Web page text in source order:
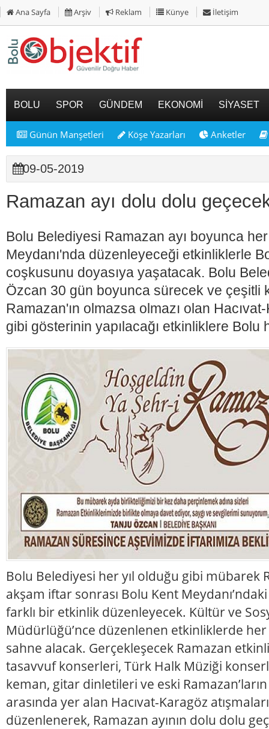
Ana Sayfa Arşiv Reklam Künye İletişim
BOLU SPOR GÜNDEM EKONOMİ SİYASET
Günün Manşetleri Köşe Yazarları Anketler
09-05-2019
Ramazan ayı dolu dolu
Bolu Belediyesi Ramazan ayı boyunca
Meydanı'nda düzenleyeceği etkinliklerle
coşkusunu doyasıya yaşatacak. Bolu
Özcan 30 gün boyunca sürecek ve çeşitli
Ramazan'ın olmazsa olmazı olan
gibi gösterinin yapılacağı etkinliklere Bolu
Bolu Belediyesi her yıl olduğu gibi mübarek
akşam iftar sonrası Bolu Kent
farklı bir etkinlik düzenleyecek. Kültür ve
Müdürlüğü’nce düzenlenen etkinliklerde
sahne alacak. Gerçekleşecek Ramazan
tasavvuf konserleri, Türk Halk Müziği
keman, gitar dinletileri ve eski
arasında yer alan Hacıvat-Karagöz
düzenlenerek, Ramazan ayının dolu dolu